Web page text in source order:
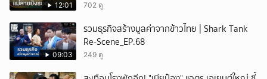
12:01 702 ดู
09:03
รวมธุรกิจสร้างมูลค่าจากข้าวไทย | Shark Tank
Re-Scene_EP.68
249 ดู